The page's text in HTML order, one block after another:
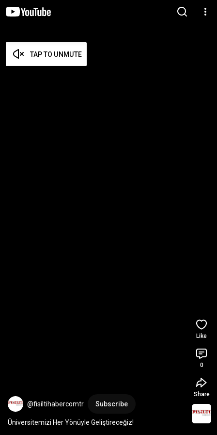
TAP TO UNMUTE
@fisiltihabercomtr Subscribe
Üniversitemizi Her Yönüyle Geliştireceğiz!
Like
0
Share